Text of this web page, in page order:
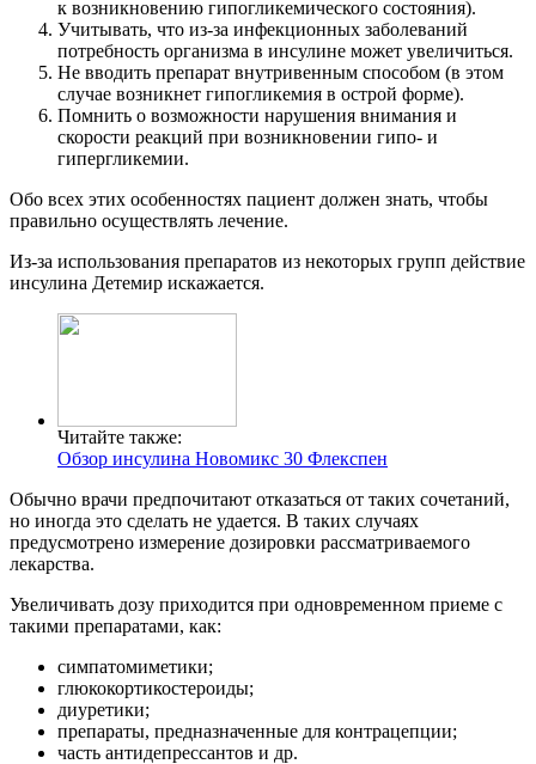
к возникновению гипогликемического состояния).
Учитывать, что из-за инфекционных заболеваний
потребность организма в инсулине может увеличиться.
Не вводить препарат внутривенным способом (в этом
случае возникнет гипогликемия в острой форме).
Помнить о возможности нарушения внимания и
скорости реакций при возникновении гипо- и
гипергликемии.
Обо всех этих особенностях пациент должен знать, чтобы
правильно осуществлять лечение.
Из-за использования препаратов из некоторых групп действие
инсулина Детемир искажается.
Читайте также:
Обзор инсулина Новомикс 30 Флекспен
Обычно врачи предпочитают отказаться от таких сочетаний,
но иногда это сделать не удается. В таких случаях
предусмотрено измерение дозировки рассматриваемого
лекарства.
Увеличивать дозу приходится при одновременном приеме с
такими препаратами, как:
симпатомиметики;
глюкокортикостероиды;
диуретики;
препараты, предназначенные для контрацепции;
часть антидепрессантов и др.